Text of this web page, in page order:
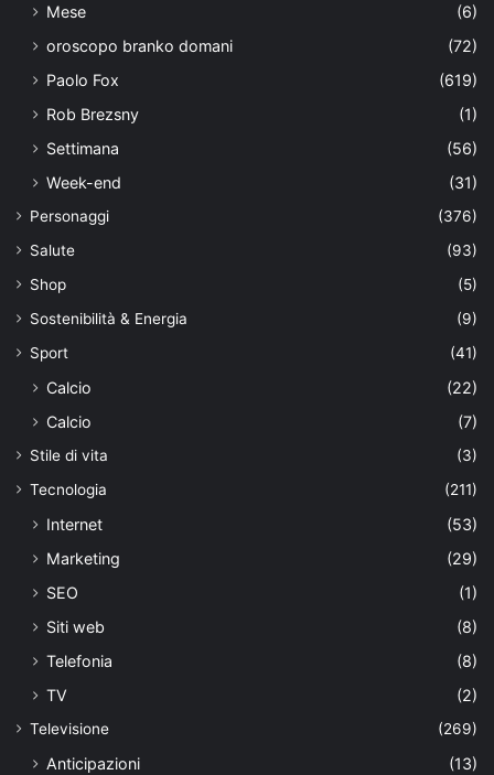
Mese
(6)
oroscopo branko domani
(72)
Paolo Fox
(619)
Rob Brezsny
(1)
Settimana
(56)
Week-end
(31)
Personaggi
(376)
Salute
(93)
Shop
(5)
Sostenibilità & Energia
(9)
Sport
(41)
Calcio
(22)
Calcio
(7)
Stile di vita
(3)
Tecnologia
(211)
Internet
(53)
Marketing
(29)
SEO
(1)
Siti web
(8)
Telefonia
(8)
TV
(2)
Televisione (269)
Anticipazioni
(13)